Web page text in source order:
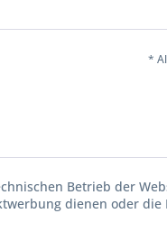
*
Betrieb der
dienen oder